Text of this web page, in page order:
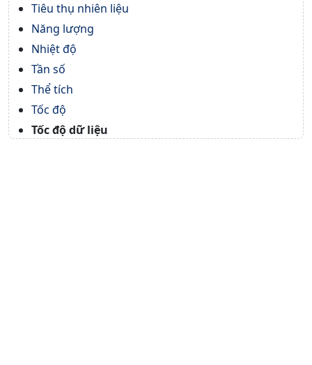
Tiêu thụ nhiên liệu
Năng lượng
Nhiệt độ
Tần số
Thể tích
Tốc độ
Tốc độ dữ liệu